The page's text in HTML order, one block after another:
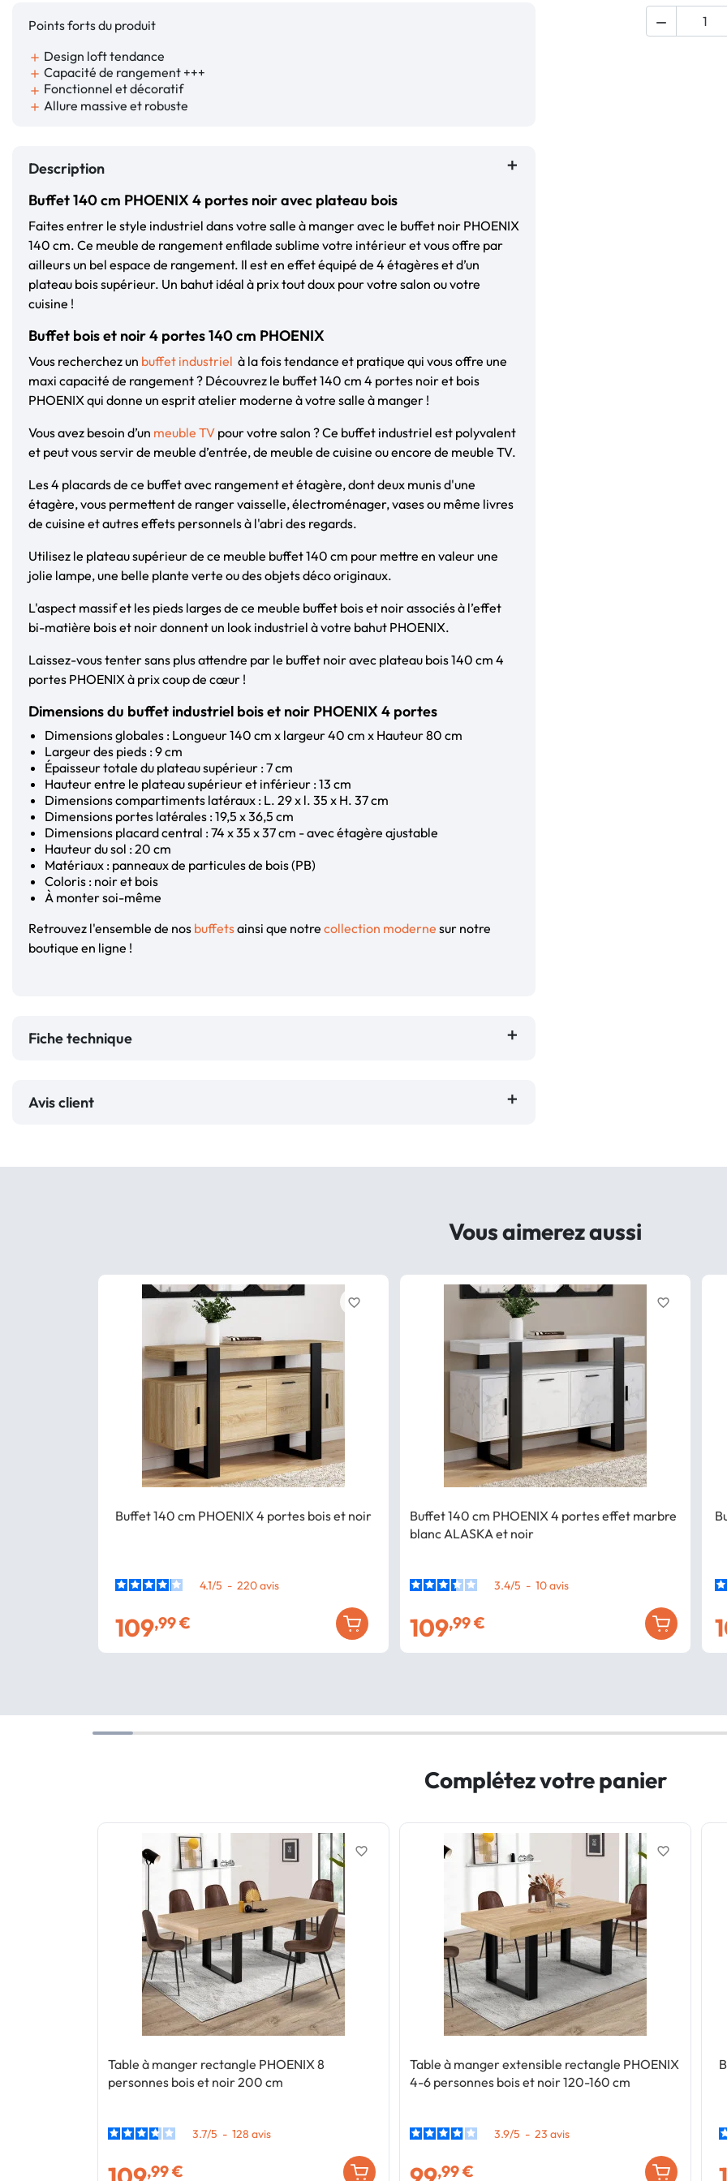
Points forts du produit
add Design loft tendance
add Capacité de rangement +++
add Fonctionnel et décoratif
add Allure massive et robuste
Description
Buffet 140 cm PHOENIX 4 portes noir avec plateau bois
Faites entrer le style industriel dans votre salle à manger avec le buffet noir PHOENIX
140 cm. Ce meuble de rangement enfilade sublime votre intérieur et vous offre par
ailleurs un bel espace de rangement. Il est en effet équipé de 4 étagères et d’un
plateau bois supérieur. Un bahut idéal à prix tout doux pour votre salon ou votre
cuisine !
Buffet bois et noir 4 portes 140 cm PHOENIX
Vous recherchez un buffet industriel à la fois tendance et pratique qui vous offre une
maxi capacité de rangement ? Découvrez le buffet 140 cm 4 portes noir et bois
PHOENIX qui donne un esprit atelier moderne à votre salle à manger !
Vous avez besoin d’un meuble TV pour votre salon ? Ce buffet industriel est polyvalent
et peut vous servir de meuble d’entrée, de meuble de cuisine ou encore de meuble TV.
Les 4 placards de ce buffet avec rangement et étagère, dont deux munis d'une
étagère, vous permettent de ranger vaisselle, électroménager, vases ou même livres
de cuisine et autres effets personnels à l'abri des regards.
Utilisez le plateau supérieur de ce meuble buffet 140 cm pour mettre en valeur une
jolie lampe, une belle plante verte ou des objets déco originaux.
L'aspect massif et les pieds larges de ce meuble buffet bois et noir associés à l’effet
bi-matière bois et noir donnent un look industriel à votre bahut PHOENIX.
Laissez-vous tenter sans plus attendre par le buffet noir avec plateau bois 140 cm 4
portes PHOENIX à prix coup de cœur !
Dimensions du buffet industriel bois et noir PHOENIX 4 portes
Dimensions globales : Longueur 140 cm x largeur 40 cm x Hauteur 80 cm
Largeur des pieds : 9 cm
Épaisseur totale du plateau supérieur : 7 cm
Hauteur entre le plateau supérieur et inférieur : 13 cm
Dimensions compartiments latéraux : L. 29 x l. 35 x H. 37 cm
Dimensions portes latérales : 19,5 x 36,5 cm
Dimensions placard central : 74 x 35 x 37 cm - avec étagère ajustable
Hauteur du sol : 20 cm
Matériaux : panneaux de particules de bois (PB)
Coloris : noir et bois
À monter soi-même
Retrouvez l'ensemble de nos buffetsainsi que notre collection moderne sur notre
boutique en ligne !
Fiche technique
Avis client

Vous aimerez aussi
Buffet 140 cm PHOENIX 4 portes bois et noir
4.1/5 - 220avis
109,99 €
favorite_border
Buffet 140 cm PHOENIX 4 portes effet marbre
blanc ALASKA et noir
3.4/5 - 10avis
109,99 €
favorite_border
Complétez votre panier
Table à manger rectangle PHOENIX 8
personnes bois et noir 200 cm
3.7/5 - 128 avis
,99 €
favorite_border
Table à manger extensible rectangle PHOENIX
4-6 personnes bois et noir 120-160 cm
3.9/5 - 23 avis
,99 €
favorite_border